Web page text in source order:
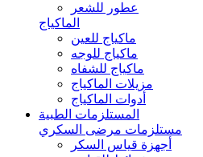
عطور للشعر
الماكياج
ماكياج للعين
ماكياج للوجه
ماكياج للشفاه
مزيلات الماكياج
أدوات الماكياج
المستلزمات الطبية
مستلزمات مرضى السكري
أجهزة قياس السكر